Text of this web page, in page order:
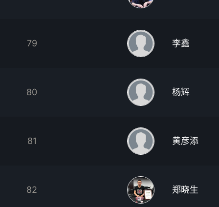
79 李鑫
80 杨辉
81 黄彦添
82 郑晓生